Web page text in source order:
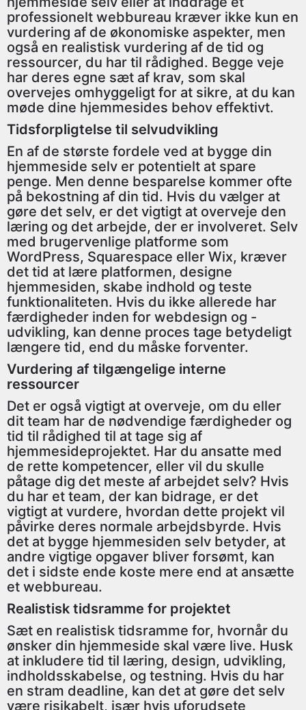
professionelt webbureau kræver ikke kun en
vurdering af de økonomiske aspekter, men
også en realistisk vurdering af de tid og
ressourcer, du har til rådighed. Begge veje
har deres egne sæt af krav, som skal
overvejes omhyggeligt for at sikre, at du kan
møde dine hjemmesides behov effektivt.
Tidsforpligtelse til selvudvikling
En af de største fordele ved at bygge din
hjemmeside selv er potentielt at spare
penge. Men denne besparelse kommer ofte
på bekostning af din tid. Hvis du vælger at
gøre det selv, er det vigtigt at overveje den
læring og det arbejde, der er involveret. Selv
med brugervenlige platforme som
WordPress, Squarespace eller Wix, kræver
det tid at lære platformen, designe
hjemmesiden, skabe indhold og teste
funktionaliteten. Hvis du ikke allerede har
færdigheder inden for webdesign og -
udvikling, kan denne proces tage betydeligt
længere tid, end du måske forventer.
Vurdering af tilgængelige interne
ressourcer
Det er også vigtigt at overveje, om du eller
dit team har de nødvendige færdigheder og
tid til rådighed til at tage sig af
hjemmesideprojektet. Har du ansatte med
de rette kompetencer, eller vil du skulle
påtage dig det meste af arbejdet selv? Hvis
du har et team, der kan bidrage, er det
vigtigt at vurdere, hvordan dette projekt vil
påvirke deres normale arbejdsbyrde. Hvis
det at bygge hjemmesiden selv betyder, at
andre vigtige opgaver bliver forsømt, kan
det i sidste ende koste mere end at ansætte
et webbureau.
Realistisk tidsramme for projektet
Sæt en realistisk tidsramme for, hvornår du
ønsker din hjemmeside skal være live. Husk
at inkludere tid til læring, design, udvikling,
indholdsskabelse, og testning. Hvis du har
en stram deadline, kan det at gøre det selv
være risikabelt, især hvis uforudsete